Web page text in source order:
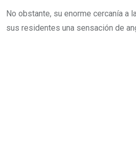
No obstante, su enorme cercanía a
sus residentes una sensación de